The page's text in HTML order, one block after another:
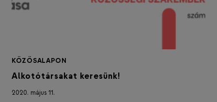
KÖZÖSALAPON
Alkotótársakat keresünk!
2020. május 11.